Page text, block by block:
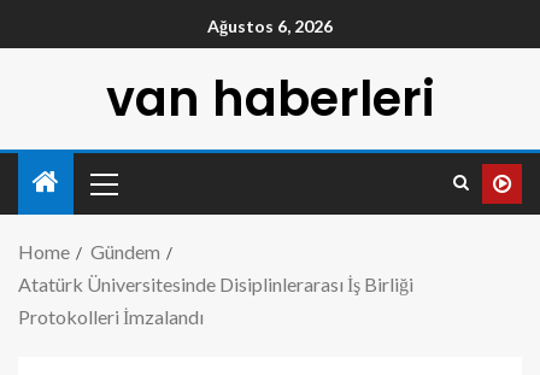
Ağustos 6, 2026
van haberleri
Home
Gündem
Atatürk Üniversitesinde Disiplinlerarası İş Birliği
Protokolleri İmzalandı